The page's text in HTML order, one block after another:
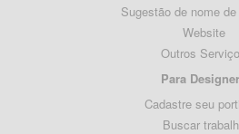
Sugestão de nome
Website
Outros
Para
Cadastre seu
Buscar